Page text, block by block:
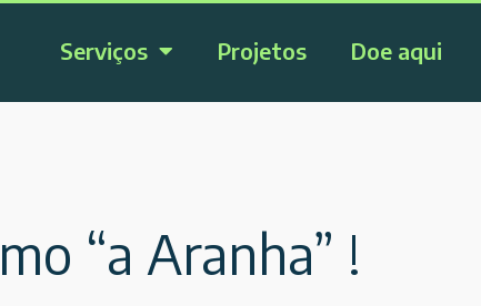
Serviços Projetos Doe aqui
“a Aranha” !